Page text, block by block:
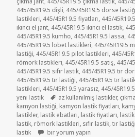
445/45R19.5 dişli, 445/45R19.5 dorse
lastikleri, 445/45R19.5 fiyatları, 445/
ikinci el jant, 445/45R19.5 ikinci el lastik,
445/45R19.5 kumho, 445/45R19.5 lassa,
445/45R19.5 lobet lastikleri, 445/45R19.5
lastiği, 445/45R19.5 pilot lastikleri, 445/
römork lastikleri, 445/45R19.5 satış, 445/
445/45R19.5 sıfır lastik, 445/45R19.5 tır
445/45R19.5 tır lastiği, 445/45R19.5 tır
lastikleri, 445/45R19.5 yarasız, 445/
yeni lastik
Etiketler
az kullanılmış lastikler,
kamyon lastiği, kamyon lastik fiyatları,
lastikler, lastik ebatları, lastik fiyatları,
lastik, römork lastikleri, sıfır lastik,tır lastiği
lastik
435-50R19.5 YARASIZ TIR
bir yorum yapın